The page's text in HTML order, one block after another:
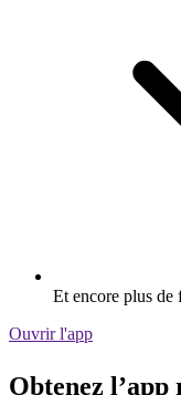
Et encore plus de
Ouvrir l'app
Obtenez